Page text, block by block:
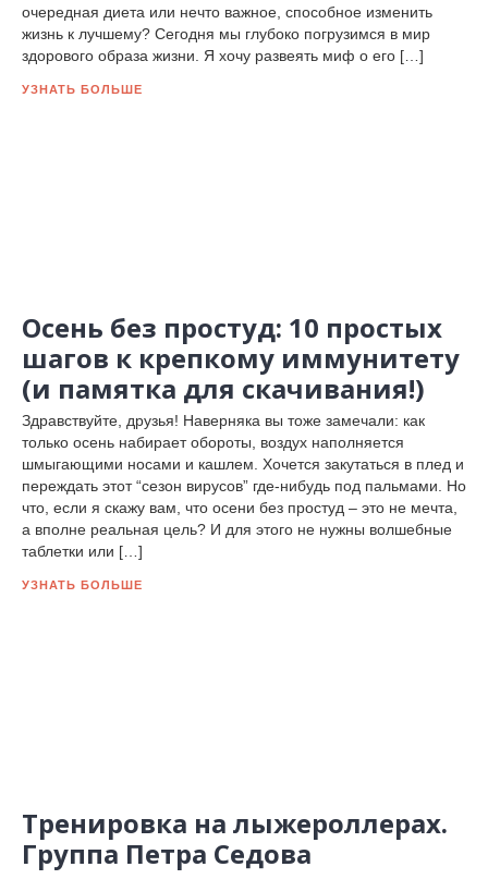
очередная диета или нечто важное, способное изменить
жизнь к лучшему? Сегодня мы глубоко погрузимся в мир
здорового образа жизни. Я хочу развеять миф о его […]
УЗНАТЬ БОЛЬШЕ
Осень без простуд: 10 простых
шагов к крепкому иммунитету
(и памятка для скачивания!)
Здравствуйте, друзья! Наверняка вы тоже замечали: как
только осень набирает обороты, воздух наполняется
шмыгающими носами и кашлем. Хочется закутаться в плед и
переждать этот “сезон вирусов” где-нибудь под пальмами. Но
что, если я скажу вам, что осени без простуд – это не мечта,
а вполне реальная цель? И для этого не нужны волшебные
таблетки или […]
УЗНАТЬ БОЛЬШЕ
Тренировка на лыжероллерах.
Группа Петра Седова